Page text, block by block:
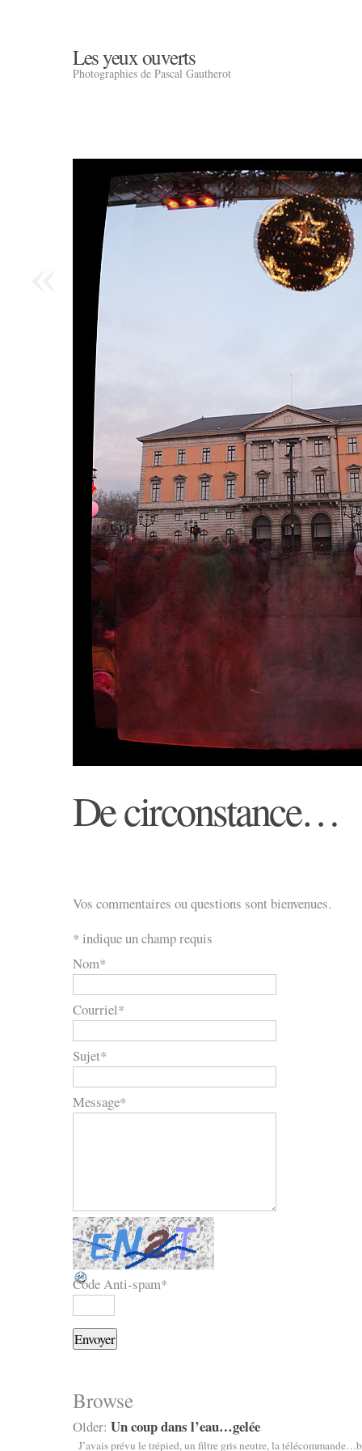
Les yeux ouverts
Photographies de Pascal Gautherot
De circonstance…
Vos commentaires ou questions sont bienvenues.
* indique un champ requis
Nom*
Courriel*
Sujet*
Message*
Code Anti-spam*
Browse
Older: Un coup dans l’eau…gelée
J’avais prévu le trépied, un filtre gris neutre, la